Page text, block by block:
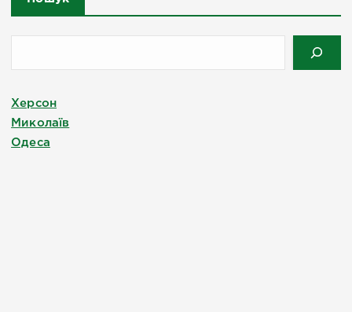
Херсон
Миколаїв
Одеса